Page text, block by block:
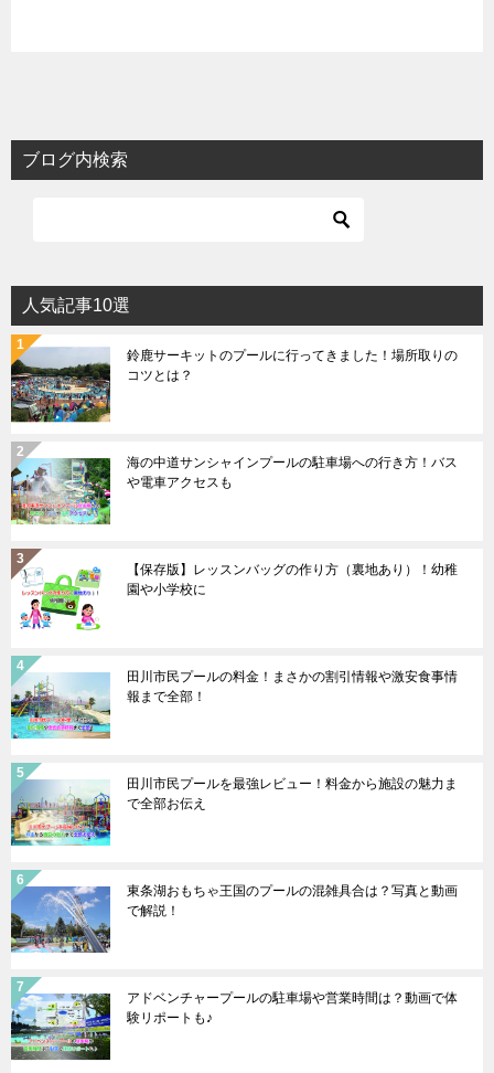
ブログ内検索
人気記事10選
鈴鹿サーキットのプールに行ってきました！場所取りの
コツとは？
海の中道サンシャインプールの駐車場への行き方！バス
や電車アクセスも
【保存版】レッスンバッグの作り方（裏地あり）！幼稚
園や小学校に
田川市民プールの料金！まさかの割引情報や激安食事情
報まで全部！
田川市民プールを最強レビュー！料金から施設の魅力ま
で全部お伝え
東条湖おもちゃ王国のプールの混雑具合は？写真と動画
で解説！
アドベンチャープールの駐車場や営業時間は？動画で体
験リポートも♪